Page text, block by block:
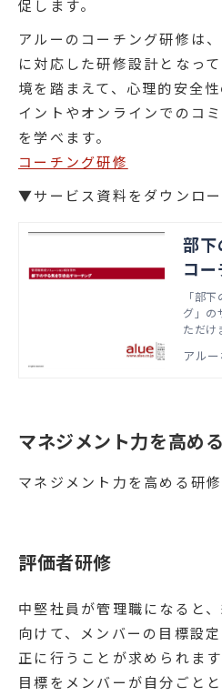
促します。
アルーのコーチング研修は
に対応した研修設計となっ
境を踏まえて、心理的安全
イントやオンラインでのコ
を学べます。
コーチング研修
▼サービス資料をダウンロー
部下
コ
サ
ド
「部
グ」の
ただけ
アル
マネジメント力を高め
マネジメント力を高める研
評価者研修
中堅社員が管理職になると
向けて、メンバーの目標設
正に行うことが求められま
目標をメンバーが自分ごと